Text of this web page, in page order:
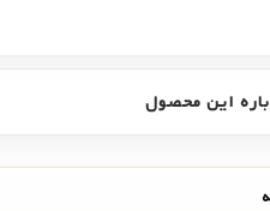
این محصول